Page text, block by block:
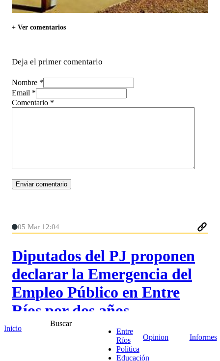
+ Ver comentarios
Deja el primer comentario
Nombre *
Email *
Comentario *
05 Mar 12:04
Diputados del PJ proponen
declarar la Emergencia del
Empleo Público en Entre
Ríos por dos años
El bloque de diputados peronistas presentó un
proyecto que busca declarar “la emergencia del
Inicio
Buscar
Entre
Ríos
Política
Educación
Opinion Informes